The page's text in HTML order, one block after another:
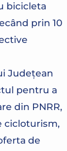
bicicleta
prin 10
Județean
pentru a
din PNRR,
cicloturism,
de